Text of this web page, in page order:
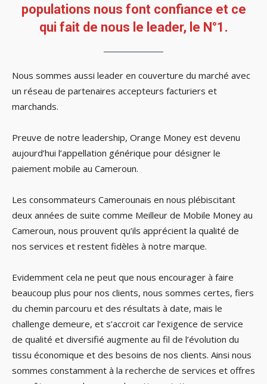
populations nous font confiance et ce
qui fait de nous le leader, le N°1.
Nous sommes aussi leader en couverture du marché avec
un réseau de partenaires accepteurs facturiers et
marchands.
Preuve de notre leadership, Orange Money est devenu
aujourd’hui l’appellation générique pour désigner le
paiement mobile au Cameroun.
Les consommateurs Camerounais en nous plébiscitant
deux années de suite comme Meilleur de Mobile Money au
Cameroun, nous prouvent qu’ils apprécient la qualité de
nos services et restent fidèles à notre marque.
Evidemment cela ne peut que nous encourager à faire
beaucoup plus pour nos clients, nous sommes certes, fiers
du chemin parcouru et des résultats à date, mais le
challenge demeure, et s’accroit car l’exigence de service
de qualité et diversifié augmente au fil de l’évolution du
tissu économique et des besoins de nos clients. Ainsi nous
sommes constamment à la recherche de services et offres